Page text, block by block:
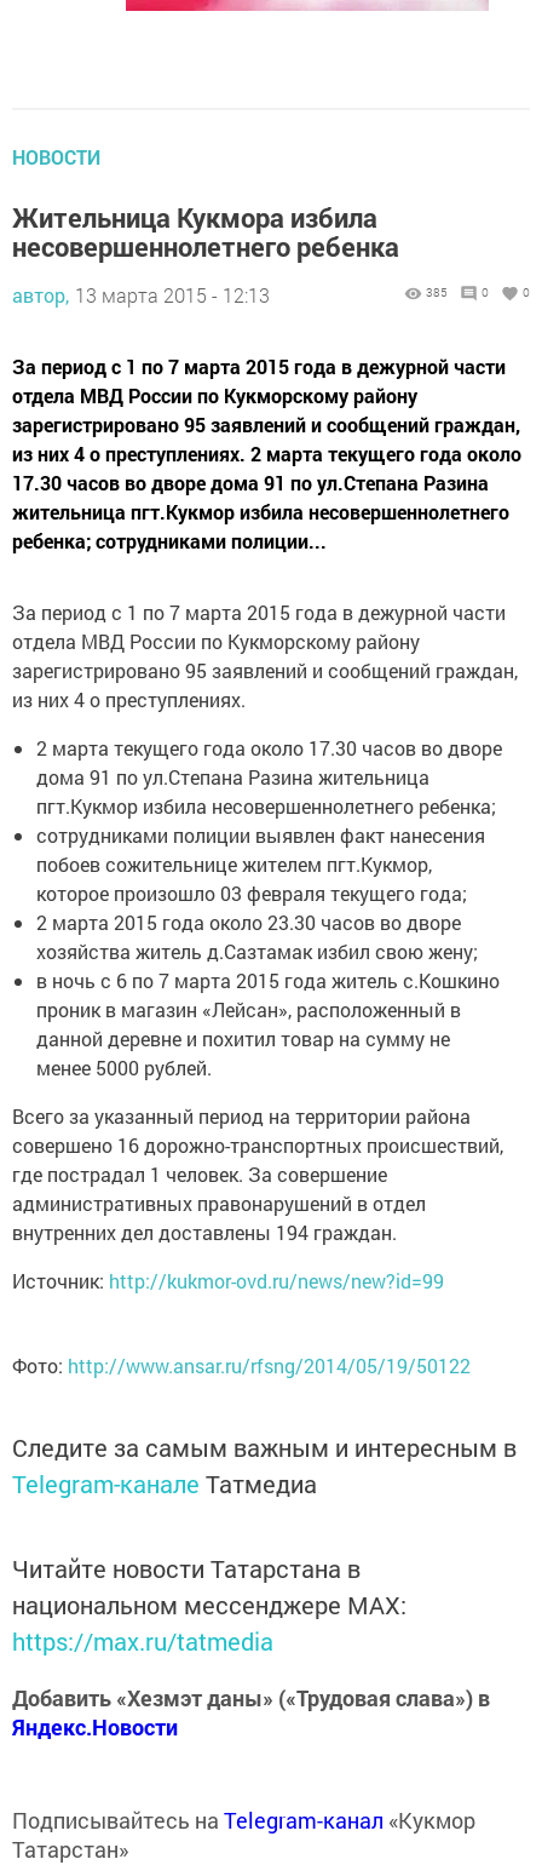
НОВОСТИ
Жительница Кукмора избила
несовершеннолетнего ребенка
автор, 13 марта 2015 - 12:13 385 0 0
За период с 1 по 7 марта 2015 года в дежурной части
отдела МВД России по Кукморскому району
зарегистрировано 95 заявлений и сообщений граждан,
из них 4 о преступлениях. 2 марта текущего года около
17.30 часов во дворе дома 91 по ул.Степана Разина
жительница пгт.Кукмор избила несовершеннолетнего
ребенка; сотрудниками полиции...
За период с 1 по 7 марта 2015 года в дежурной части
отдела МВД России по Кукморскому району
зарегистрировано 95 заявлений и сообщений граждан,
из них 4 о преступлениях.
2 марта текущего года около 17.30 часов во дворе
дома 91 по ул.Степана Разина жительница
пгт.Кукмор избила несовершеннолетнего ребенка;
сотрудниками полиции выявлен факт нанесения
побоев сожительнице жителем пгт.Кукмор,
которое произошло 03 февраля текущего года;
2 марта 2015 года около 23.30 часов во дворе
хозяйства житель д.Сазтамак избил свою жену;
в ночь с 6 по 7 марта 2015 года житель с.Кошкино
проник в магазин «Лейсан», расположенный в
данной деревне и похитил товар на сумму не
менее 5000 рублей.
Всего за указанный период на территории района
совершено 16 дорожно-транспортных происшествий,
где пострадал 1 человек. За совершение
административных правонарушений в отдел
внутренних дел доставлены 194 граждан.
Источник: http://kukmor-ovd.ru/news/new?id=99
Фото: http://www.ansar.ru/rfsng/2014/05/19/50122
Следите за самым важным и интересным в
Telegram-канале Татмедиа
Читайте новости Татарстана в
национальном мессенджере MАХ:
https://max.ru/tatmedia
Добавить «Хезмэт даны» («Трудовая слава») в
Яндекс.Новости
Подписывайтесь на Telegram-канал «Кукмор
Татарстан»